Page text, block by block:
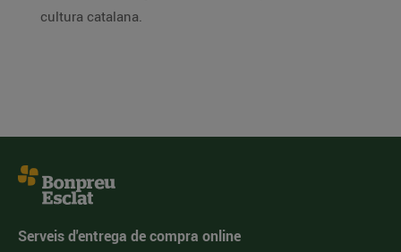
cultura catalana.
Serveis d'entrega de compra online